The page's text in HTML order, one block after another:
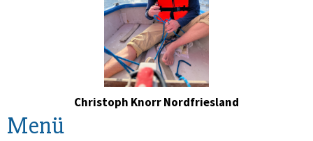
Christoph Knorr Nordfriesland
Menü